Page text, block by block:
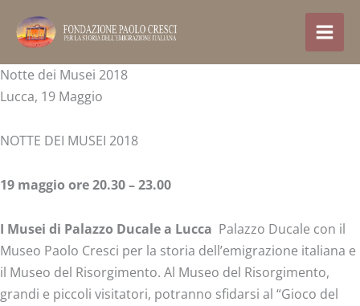
content
Notte dei Musei 2018
Lucca, 19 Maggio
NOTTE DEI MUSEI 2018
19 maggio ore 20.30 – 23.00
I Musei di Palazzo Ducale a Lucca Palazzo Ducale con il
Museo Paolo Cresci per la storia dell’emigrazione italiana e
il Museo del Risorgimento. Al Museo del Risorgimento,
grandi e piccoli visitatori, potranno sfidarsi al “Gioco del